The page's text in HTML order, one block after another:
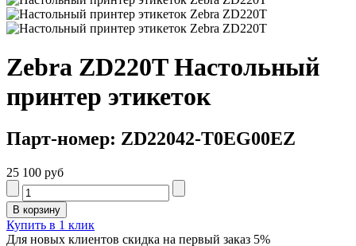
Zebra ZD220T Настольный
принтер этикеток
Парт-номер: ZD22042-T0EG00EZ
25 100 руб
Купить в 1 клик
Для новых клиентов скидка на первый заказ 5%